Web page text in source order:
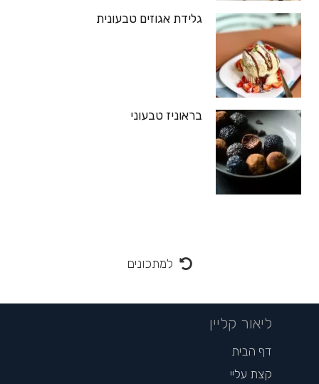
גלידת אגוזים טבעונית
בראוניז טבעוני
למתכונים
ליאור קליין
דף הבית
קצת עליי